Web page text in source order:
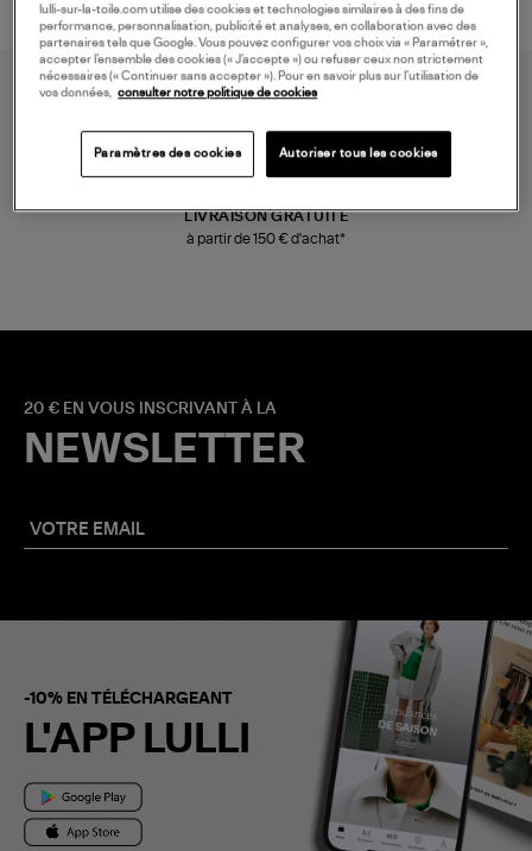
LIVRAISON GRATUITE
à partir de 150 € d'achat*
20 € EN VOUS INSCRIVANT À LA
NEWSLETTER
-10% EN TÉLÉCHARGEANT
L'APP LULLI
lulli-sur-la-toile.com utilise des cookies et technologies similaires à des fins de
performance, personnalisation, publicité et analyses, en collaboration avec des
partenaires tels que Google. Vous pouvez configurer vos choix via « Paramétrer »,
accepter l’ensemble des cookies (« J’accepte ») ou refuser ceux non strictement
nécessaires (« Continuer sans accepter »). Pour en savoir plus sur l’utilisation de
vos données, consulter notre politique de cookies
Paramètres des cookies Autoriser tous les cookies